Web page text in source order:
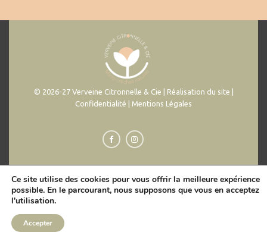
© 2026-27 Verveine Citronnelle & Cie | Réalisation du site |
Confidentialité | Mentions Légales
Ce site utilise des cookies pour vous offrir la meilleure expérience
possible. En le parcourant, nous supposons que vous en acceptez
l'utilisation.
Accepter